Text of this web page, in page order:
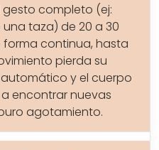
gesto completo (ej:
taza) de 20 a 30
forma continua, hasta
pierda su
y el cuerpo
encontrar nuevas
agotamiento.